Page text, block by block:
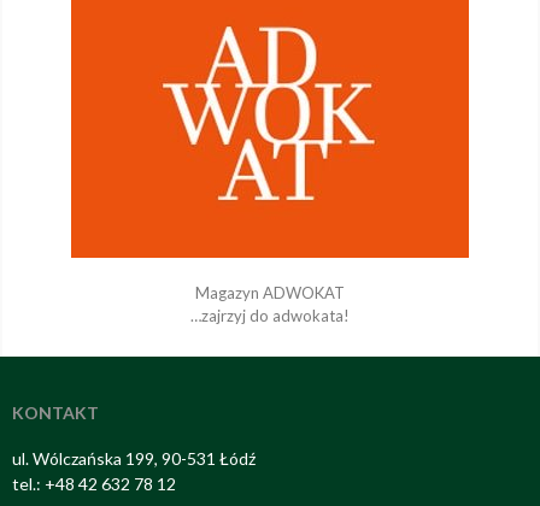
Magazyn ADWOKAT
…zajrzyj do adwokata!
KONTAKT
ul. Wólczańska 199, 90-531 Łódź
tel.: +48 42 632 78 12